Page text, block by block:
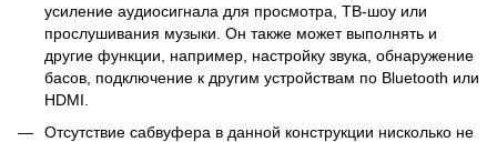
усиление аудиосигнала для просмотра, ТВ-шоу или
прослушивания музыки. Он также может выполнять и
другие функции, например, настройку звука, обнаружение
басов, подключение к другим устройствам по Bluetooth или
HDMI.
Отсутствие сабвуфера в данной конструкции нисколько не